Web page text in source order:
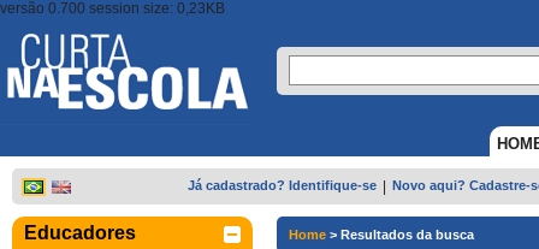
versão 0.700 session size: 0,23KB
Já cadastrado? Identifique-se Novo aqui? Cadastre-
Educadores Home > Resultados da busca